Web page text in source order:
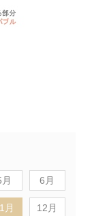
月 6月
月 12月